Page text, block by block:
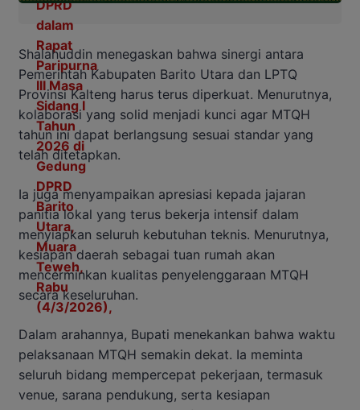
Shalahuddin menegaskan bahwa sinergi antara
Pemerintah Kabupaten Barito Utara dan LPTQ
Provinsi Kalteng harus terus diperkuat. Menurutnya,
kolaborasi yang solid menjadi kunci agar MTQH
tahun ini dapat berlangsung sesuai standar yang
telah ditetapkan.
Ia juga menyampaikan apresiasi kepada jajaran
panitia lokal yang terus bekerja intensif dalam
menyiapkan seluruh kebutuhan teknis. Menurutnya,
kesiapan daerah sebagai tuan rumah akan
mencerminkan kualitas penyelenggaraan MTQH
secara keseluruhan.
Dalam arahannya, Bupati menekankan bahwa waktu
pelaksanaan MTQH semakin dekat. Ia meminta
seluruh bidang mempercepat pekerjaan, termasuk
venue, sarana pendukung, serta kesiapan